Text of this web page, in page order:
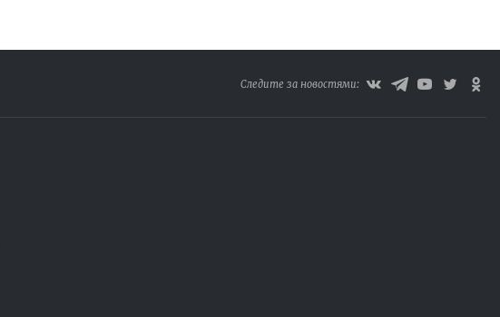
Следите за новостями: